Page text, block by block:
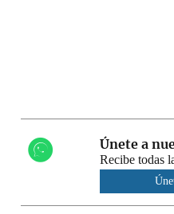
Únete a
Recibe todas